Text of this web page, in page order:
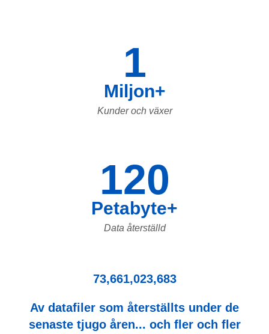
1
Miljon+
Kunder och växer
120
Petabyte+
Data återställd
73,661,023,683
Av datafiler som återställts under de
senaste tjugo åren... och fler och fler